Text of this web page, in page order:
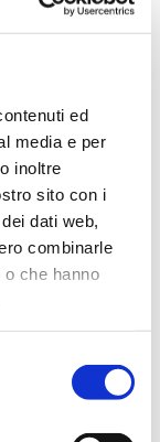
ed
media e per
inoltre
sito con i
dati web,
combinarle
che hanno